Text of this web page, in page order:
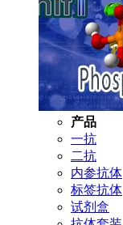
产品
一抗
二抗
内参抗体
标签抗体
试剂盒